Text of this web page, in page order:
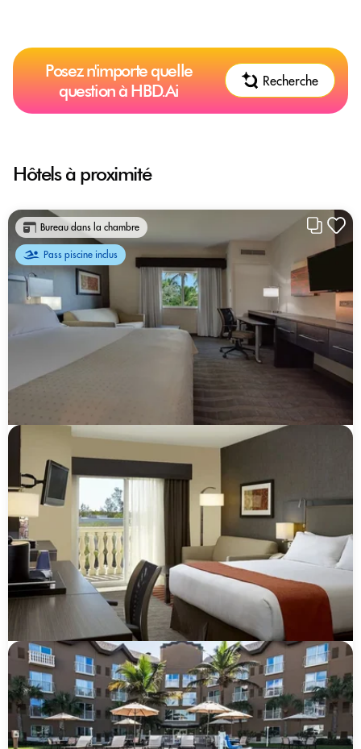
Posez n'importe quelle
question à HBD.Ai
Recherche
Hôtels à proximité
Bureau dans la chambre
Pass piscine inclus